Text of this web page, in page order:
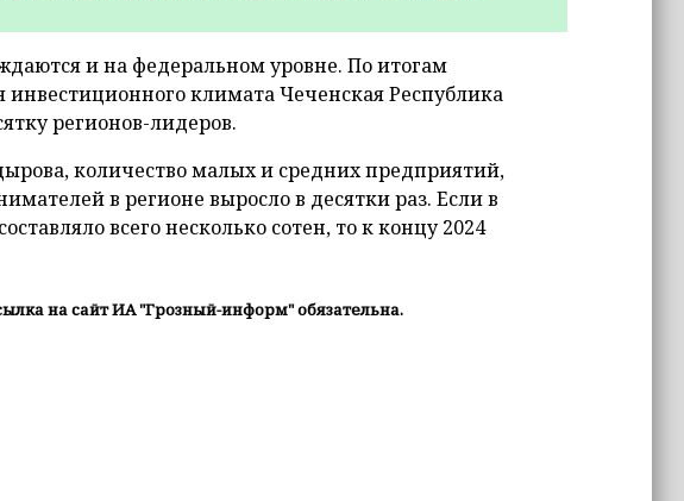
и на федеральном уровне. По итогам
инвестиционного климата Чеченская Республика
регионов-лидеров.
количество малых и средних предприятий,
в регионе выросло в десятки раз. Если в
всего несколько сотен, то к концу 2024
на сайт ИА "Грозный-информ" обязательна.